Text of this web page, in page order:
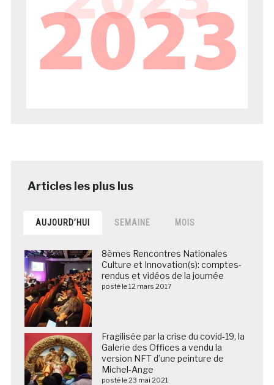
AUJOURD’HUI SEMAINE MOIS
8èmes Rencontres Nationales
Culture et Innovation(s): comptes-
rendus et vidéos de la journée
posté le 12 mars 2017
Fragilisée par la crise du covid-19, la
Galerie des Offices a vendu la
version NFT d’une peinture de
Michel-Ange
posté le 23 mai 2021